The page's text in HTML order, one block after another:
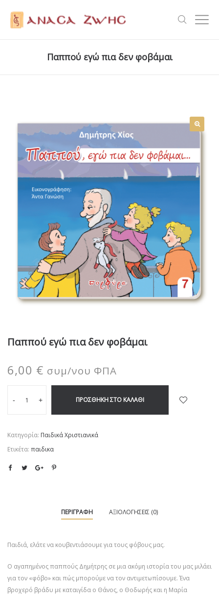
Παππού εγώ πια δεν φοβάμαι
Παππού εγώ πια δεν φοβάμαι
6,00 € συμ/νου ΦΠΑ
- + ΠΡΟΣΘΉΚΗ ΣΤΟ ΚΑΛΆΘΙ
Κατηγορία: Παιδικά Χριστιανικά
Ετικέτα: παιδικα
ΠΕΡΙΓΡΑΦΉ ΑΞΙΟΛΟΓΉΣΕΙΣ (0)
Παιδιά, ελάτε να κουβεντιάσουμε για τους φόβους μας.
Ο αγαπημένος παππούς Δημήτρης σε μια ακόμη ιστορία του μας μιλάει
για τον «φόβο» και πώς μπορούμε να τον αντιμετωπίσουμε. Ένα
βροχερό βράδυ με καταιγίδα ο Θάνος, ο Θοδωρής και η Μαρία